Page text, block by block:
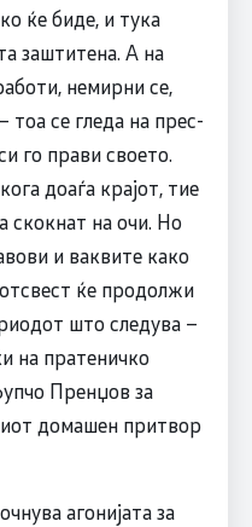
ќе биде, и тука
заштитена. А на
немирни се,
тоа се гледа на прес-
го прави своето.
доаѓа крајот, тие
скокнат на очи. Но
и ваквите како
ќе продолжи
што следува –
на пратеничко
Пренџов за
домашен притвор
агонијата за